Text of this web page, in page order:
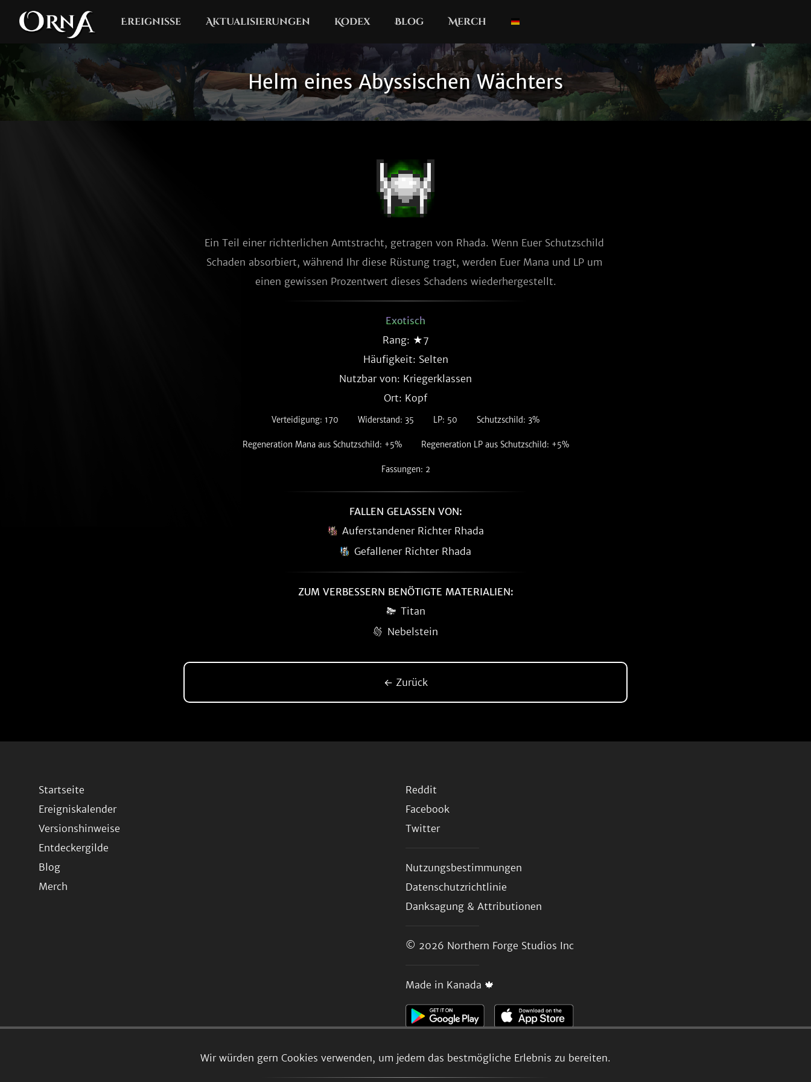
Ereignisse Aktualisierungen Kodex Blog Merch
Helm eines Abyssischen Wächters
Wir würden gern Cookies verwenden, um jedem das bestmögliche Erlebnis zu bereiten.
Ein Teil einer richterlichen Amtstracht, getragen von Rhada. Wenn Euer Schutzschild
Schaden absorbiert, während Ihr diese Rüstung tragt, werden Euer Mana und LP um
einen gewissen Prozentwert dieses Schadens wiederhergestellt.
Exotisch
Rang: ★7
Häufigkeit: Selten
Nutzbar von: Kriegerklassen
Ort: Kopf
Verteidigung: 170 Widerstand: 35 LP: 50 Schutzschild: 3%
Regeneration Mana aus Schutzschild: +5% Regeneration LP aus Schutzschild: +5%
Fassungen: 2
FALLEN GELASSEN VON:
Auferstandener Richter Rhada
Gefallener Richter Rhada
ZUM VERBESSERN BENÖTIGTE MATERIALIEN:
Titan
Nebelstein
← Zurück
Startseite
Ereigniskalender
Versionshinweise
Entdeckergilde
Blog
Merch
Reddit
Facebook
Twitter
Nutzungsbestimmungen
Datenschutzrichtlinie
Danksagung & Attributionen
© 2026 Northern Forge Studios Inc
Made in Kanada 🍁